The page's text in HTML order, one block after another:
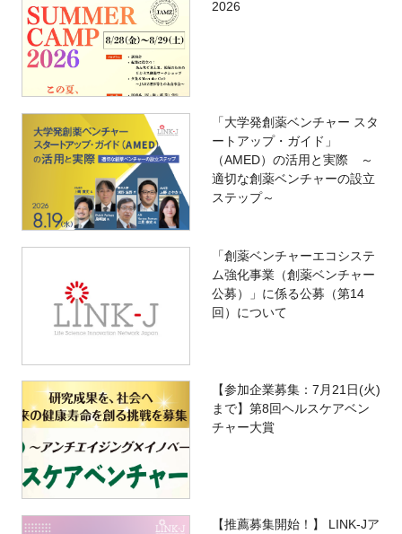
2026
「大学発創薬ベンチャー スタ
ートアップ・ガイド」
（AMED）の活用と実際 ～
適切な創薬ベンチャーの設立
ステップ～
「創薬ベンチャーエコシステ
ム強化事業（創薬ベンチャー
公募）」に係る公募（第14
回）について
【参加企業募集：7月21日(火)
まで】第8回ヘルスケアベン
チャー大賞
【推薦募集開始！】 LINK-Jア